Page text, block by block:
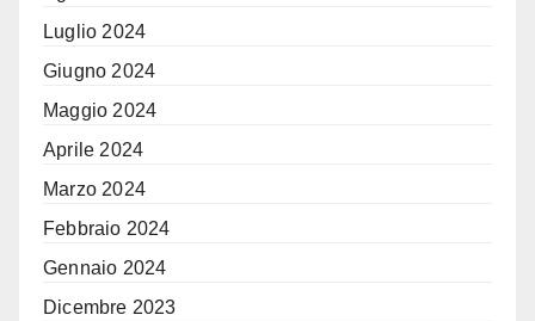
Luglio 2024
Giugno 2024
Maggio 2024
Aprile 2024
Marzo 2024
Febbraio 2024
Gennaio 2024
Dicembre 2023